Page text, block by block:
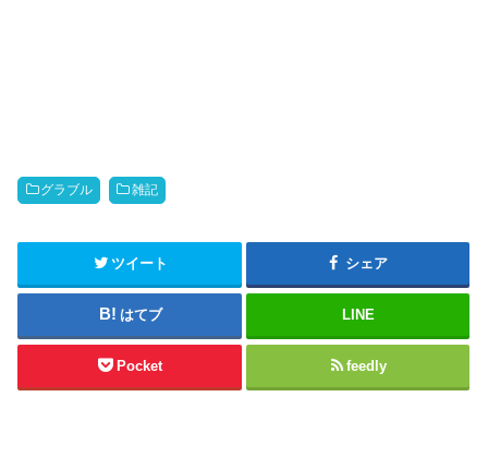
グラブル 雑記
ツイート シェア
はてブ LINE
Pocket feedly